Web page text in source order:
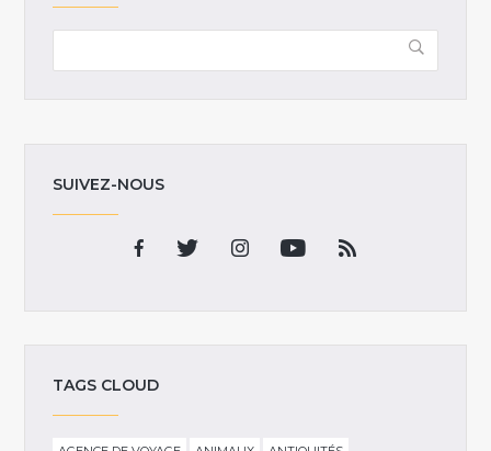
SUIVEZ-NOUS
TAGS CLOUD